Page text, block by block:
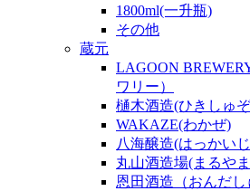
1800ml(一升瓶)
その他
蔵元
LAGOON
ワリー）
樋木酒造(ひきしゅ
WAKAZE(わかぜ)
八海醸造(はっかい
丸山酒造場(まるや
恩田酒造（おんだし